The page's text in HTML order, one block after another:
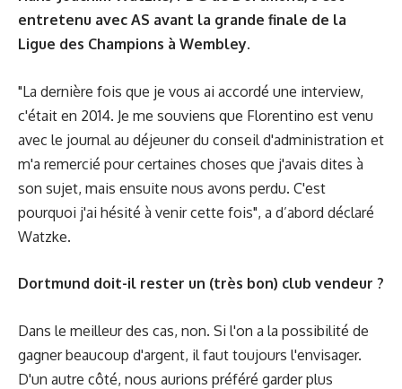
entretenu avec AS avant la grande finale de la
Ligue des Champions à Wembley.
"La dernière fois que je vous ai accordé une interview,
c'était en 2014. Je me souviens que Florentino est venu
avec le journal au déjeuner du conseil d'administration et
m'a remercié pour certaines choses que j'avais dites à
son sujet, mais ensuite nous avons perdu. C'est
pourquoi j'ai hésité à venir cette fois", a d’abord déclaré
Watzke.
Dortmund doit-il rester un (très bon) club vendeur ?
Dans le meilleur des cas, non. Si l'on a la possibilité de
gagner beaucoup d'argent, il faut toujours l'envisager.
D'un autre côté, nous aurions préféré garder plus